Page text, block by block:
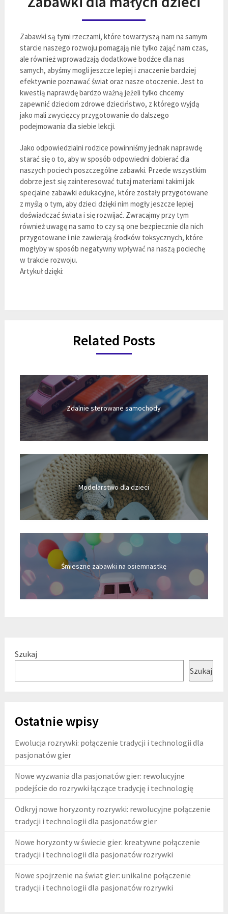
Zabawki są tymi rzeczami, które towarzyszą nam na samym
starcie naszego rozwoju pomagają nie tylko zająć nam czas,
ale również wprowadzają dodatkowe bodźce dla nas
samych, abyśmy mogli jeszcze lepiej i znaczenie bardziej
efektywnie poznawać świat oraz nasze otoczenie. Jest to
kwestią naprawdę bardzo ważną jeżeli tylko chcemy
zapewnić dzieciom zdrowe dzieciństwo, z którego wyjdą
jako mali zwycięzcy przygotowanie do dalszego
podejmowania dla siebie lekcji.
Jako odpowiedzialni rodzice powinniśmy jednak naprawdę
starać się o to, aby w sposób odpowiedni dobierać dla
naszych pociech poszczególne zabawki. Przede wszystkim
dobrze jest się zainteresować tutaj materiami takimi jak
specjalne zabawki edukacyjne, które zostały przygotowane
z myślą o tym, aby dzieci dzięki nim mogły jeszcze lepiej
doświadczać świata i się rozwijać. Zwracajmy przy tym
również uwagę na samo to czy są one bezpiecznie dla nich
przygotowane i nie zawierają środków toksycznych, które
mogłyby w sposób negatywny wpływać na naszą pociechę
w trakcie rozwoju.
Artykuł dzięki:
Related Posts
Zdalnie sterowane samochody
Modelarstwo dla dzieci
Śmieszne zabawki na osiemnastkę
Szukaj
Szukaj
Ostatnie wpisy
Ewolucja rozrywki: połączenie tradycji i technologii dla
pasjonatów gier
Nowe wyzwania dla pasjonatów gier: rewolucyjne
podejście do rozrywki łączące tradycję i technologię
Odkryj nowe horyzonty rozrywki: rewolucyjne połączenie
tradycji i technologii dla pasjonatów gier
Nowe horyzonty w świecie gier: kreatywne połączenie
tradycji i technologii dla pasjonatów rozrywki
Nowe spojrzenie na świat gier: unikalne połączenie
tradycji i technologii dla pasjonatów rozrywki